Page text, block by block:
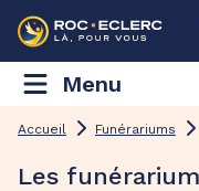
Menu
Accueil Funérariums
Les